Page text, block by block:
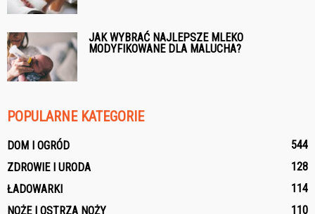
JAK WYBRAĆ NAJLEPSZE MLEKO
MODYFIKOWANE DLA MALUCHA?
POPULARNE KATEGORIE
DOM I OGRÓD
544
ZDROWIE I URODA
128
ŁADOWARKI
114
NOŻE I OSTRZA NOŻY
110